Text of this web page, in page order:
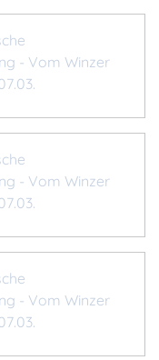
- Vom Winzer
- Vom Winzer
- Vom Winzer